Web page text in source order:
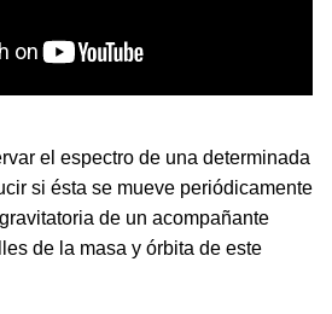
el espectro de una determinada
si ésta se mueve periódicamente
de un acompañante
de la masa y órbita de este